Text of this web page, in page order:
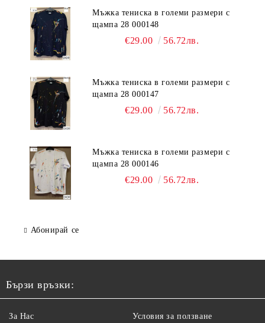
Мъжка тениска в големи размери с
щампа 28 000148
€29.00 56.72лв.
Мъжка тениска в големи размери с
щампа 28 000147
€29.00 56.72лв.
Мъжка тениска в големи размери с
щампа 28 000146
€29.00 56.72лв.
Абонирай се
Бързи връзки:
За Нас Условия за ползване